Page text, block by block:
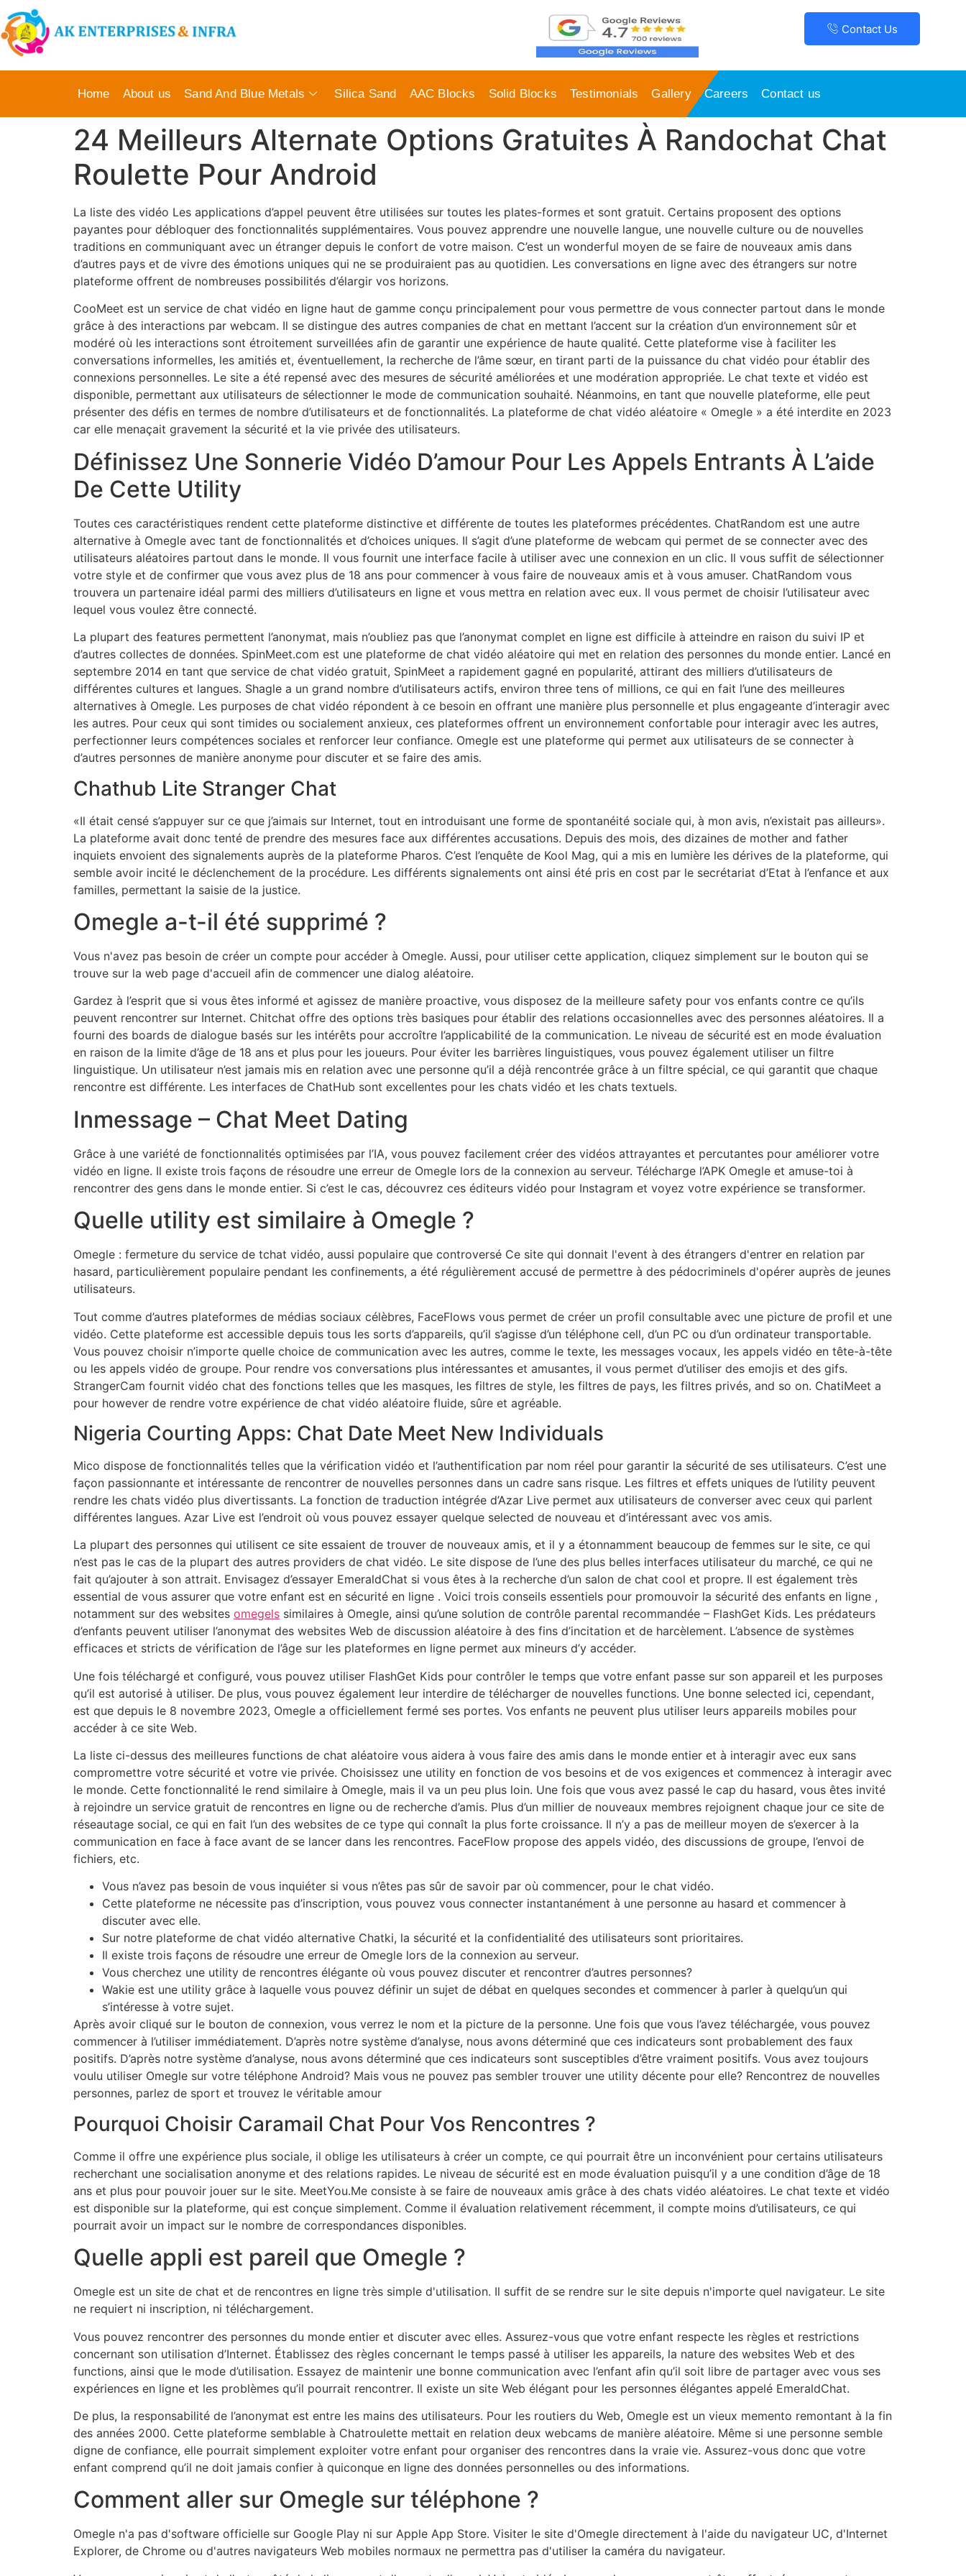
Contact Us
Home About us Sand And Blue Metals Silica Sand AAC Blocks Solid Blocks Testimonials Gallery Careers Contact us
24 Meilleurs Alternate Options Gratuites À Randochat Chat
Roulette Pour Android
La liste des vidéo Les applications d’appel peuvent être utilisées sur toutes les plates-formes et sont gratuit. Certains proposent des options
payantes pour débloquer des fonctionnalités supplémentaires. Vous pouvez apprendre une nouvelle langue, une nouvelle culture ou de nouvelles
traditions en communiquant avec un étranger depuis le confort de votre maison. C’est un wonderful moyen de se faire de nouveaux amis dans
d’autres pays et de vivre des émotions uniques qui ne se produiraient pas au quotidien. Les conversations en ligne avec des étrangers sur notre
plateforme offrent de nombreuses possibilités d’élargir vos horizons.
CooMeet est un service de chat vidéo en ligne haut de gamme conçu principalement pour vous permettre de vous connecter partout dans le monde
grâce à des interactions par webcam. Il se distingue des autres companies de chat en mettant l’accent sur la création d’un environnement sûr et
modéré où les interactions sont étroitement surveillées afin de garantir une expérience de haute qualité. Cette plateforme vise à faciliter les
conversations informelles, les amitiés et, éventuellement, la recherche de l’âme sœur, en tirant parti de la puissance du chat vidéo pour établir des
connexions personnelles. Le site a été repensé avec des mesures de sécurité améliorées et une modération appropriée. Le chat texte et vidéo est
disponible, permettant aux utilisateurs de sélectionner le mode de communication souhaité. Néanmoins, en tant que nouvelle plateforme, elle peut
présenter des défis en termes de nombre d’utilisateurs et de fonctionnalités. La plateforme de chat vidéo aléatoire « Omegle » a été interdite en 2023
car elle menaçait gravement la sécurité et la vie privée des utilisateurs.
Définissez Une Sonnerie Vidéo D’amour Pour Les Appels Entrants À L’aide
De Cette Utility
Toutes ces caractéristiques rendent cette plateforme distinctive et différente de toutes les plateformes précédentes. ChatRandom est une autre
alternative à Omegle avec tant de fonctionnalités et d’choices uniques. Il s’agit d’une plateforme de webcam qui permet de se connecter avec des
utilisateurs aléatoires partout dans le monde. Il vous fournit une interface facile à utiliser avec une connexion en un clic. Il vous suffit de sélectionner
votre style et de confirmer que vous avez plus de 18 ans pour commencer à vous faire de nouveaux amis et à vous amuser. ChatRandom vous
trouvera un partenaire idéal parmi des milliers d’utilisateurs en ligne et vous mettra en relation avec eux. Il vous permet de choisir l’utilisateur avec
lequel vous voulez être connecté.
La plupart des features permettent l’anonymat, mais n’oubliez pas que l’anonymat complet en ligne est difficile à atteindre en raison du suivi IP et
d’autres collectes de données. SpinMeet.com est une plateforme de chat vidéo aléatoire qui met en relation des personnes du monde entier. Lancé en
septembre 2014 en tant que service de chat vidéo gratuit, SpinMeet a rapidement gagné en popularité, attirant des milliers d’utilisateurs de
différentes cultures et langues. Shagle a un grand nombre d’utilisateurs actifs, environ three tens of millions, ce qui en fait l’une des meilleures
alternatives à Omegle. Les purposes de chat vidéo répondent à ce besoin en offrant une manière plus personnelle et plus engageante d’interagir avec
les autres. Pour ceux qui sont timides ou socialement anxieux, ces plateformes offrent un environnement confortable pour interagir avec les autres,
perfectionner leurs compétences sociales et renforcer leur confiance. Omegle est une plateforme qui permet aux utilisateurs de se connecter à
d’autres personnes de manière anonyme pour discuter et se faire des amis.
Chathub Lite Stranger Chat
«Il était censé s’appuyer sur ce que j’aimais sur Internet, tout en introduisant une forme de spontanéité sociale qui, à mon avis, n’existait pas ailleurs».
La plateforme avait donc tenté de prendre des mesures face aux différentes accusations. Depuis des mois, des dizaines de mother and father
inquiets envoient des signalements auprès de la plateforme Pharos. C’est l’enquête de Kool Mag, qui a mis en lumière les dérives de la plateforme, qui
semble avoir incité le déclenchement de la procédure. Les différents signalements ont ainsi été pris en cost par le secrétariat d’Etat à l’enfance et aux
familles, permettant la saisie de la justice.
Omegle a-t-il été supprimé ?
Vous n'avez pas besoin de créer un compte pour accéder à Omegle. Aussi, pour utiliser cette application, cliquez simplement sur le bouton qui se
trouve sur la web page d'accueil afin de commencer une dialog aléatoire.
Gardez à l’esprit que si vous êtes informé et agissez de manière proactive, vous disposez de la meilleure safety pour vos enfants contre ce qu’ils
peuvent rencontrer sur Internet. Chitchat offre des options très basiques pour établir des relations occasionnelles avec des personnes aléatoires. Il a
fourni des boards de dialogue basés sur les intérêts pour accroître l’applicabilité de la communication. Le niveau de sécurité est en mode évaluation
en raison de la limite d’âge de 18 ans et plus pour les joueurs. Pour éviter les barrières linguistiques, vous pouvez également utiliser un filtre
linguistique. Un utilisateur n’est jamais mis en relation avec une personne qu’il a déjà rencontrée grâce à un filtre spécial, ce qui garantit que chaque
rencontre est différente. Les interfaces de ChatHub sont excellentes pour les chats vidéo et les chats textuels.
Inmessage – Chat Meet Dating
Grâce à une variété de fonctionnalités optimisées par l’IA, vous pouvez facilement créer des vidéos attrayantes et percutantes pour améliorer votre
vidéo en ligne. Il existe trois façons de résoudre une erreur de Omegle lors de la connexion au serveur. Télécharge l’APK Omegle et amuse-toi à
rencontrer des gens dans le monde entier. Si c’est le cas, découvrez ces éditeurs vidéo pour Instagram et voyez votre expérience se transformer.
Quelle utility est similaire à Omegle ?
Omegle : fermeture du service de tchat vidéo, aussi populaire que controversé Ce site qui donnait l'event à des étrangers d'entrer en relation par
hasard, particulièrement populaire pendant les confinements, a été régulièrement accusé de permettre à des pédocriminels d'opérer auprès de jeunes
utilisateurs.
Tout comme d’autres plateformes de médias sociaux célèbres, FaceFlows vous permet de créer un profil consultable avec une picture de profil et une
vidéo. Cette plateforme est accessible depuis tous les sorts d’appareils, qu’il s’agisse d’un téléphone cell, d’un PC ou d’un ordinateur transportable.
Vous pouvez choisir n’importe quelle choice de communication avec les autres, comme le texte, les messages vocaux, les appels vidéo en tête-à-tête
ou les appels vidéo de groupe. Pour rendre vos conversations plus intéressantes et amusantes, il vous permet d’utiliser des emojis et des gifs.
StrangerCam fournit vidéo chat des fonctions telles que les masques, les filtres de style, les filtres de pays, les filtres privés, and so on. ChatiMeet a
pour however de rendre votre expérience de chat vidéo aléatoire fluide, sûre et agréable.
Nigeria Courting Apps: Chat Date Meet New Individuals
Mico dispose de fonctionnalités telles que la vérification vidéo et l’authentification par nom réel pour garantir la sécurité de ses utilisateurs. C’est une
façon passionnante et intéressante de rencontrer de nouvelles personnes dans un cadre sans risque. Les filtres et effets uniques de l’utility peuvent
rendre les chats vidéo plus divertissants. La fonction de traduction intégrée d’Azar Live permet aux utilisateurs de converser avec ceux qui parlent
différentes langues. Azar Live est l’endroit où vous pouvez essayer quelque selected de nouveau et d’intéressant avec vos amis.
La plupart des personnes qui utilisent ce site essaient de trouver de nouveaux amis, et il y a étonnamment beaucoup de femmes sur le site, ce qui
n’est pas le cas de la plupart des autres providers de chat vidéo. Le site dispose de l’une des plus belles interfaces utilisateur du marché, ce qui ne
fait qu’ajouter à son attrait. Envisagez d’essayer EmeraldChat si vous êtes à la recherche d’un salon de chat cool et propre. Il est également très
essential de vous assurer que votre enfant est en sécurité en ligne . Voici trois conseils essentiels pour promouvoir la sécurité des enfants en ligne ,
notamment sur des websites omegels similaires à Omegle, ainsi qu’une solution de contrôle parental recommandée – FlashGet Kids. Les prédateurs
d’enfants peuvent utiliser l’anonymat des websites Web de discussion aléatoire à des fins d’incitation et de harcèlement. L’absence de systèmes
efficaces et stricts de vérification de l’âge sur les plateformes en ligne permet aux mineurs d’y accéder.
Une fois téléchargé et configuré, vous pouvez utiliser FlashGet Kids pour contrôler le temps que votre enfant passe sur son appareil et les purposes
qu’il est autorisé à utiliser. De plus, vous pouvez également leur interdire de télécharger de nouvelles functions. Une bonne selected ici, cependant,
est que depuis le 8 novembre 2023, Omegle a officiellement fermé ses portes. Vos enfants ne peuvent plus utiliser leurs appareils mobiles pour
accéder à ce site Web.
La liste ci-dessus des meilleures functions de chat aléatoire vous aidera à vous faire des amis dans le monde entier et à interagir avec eux sans
compromettre votre sécurité et votre vie privée. Choisissez une utility en fonction de vos besoins et de vos exigences et commencez à interagir avec
le monde. Cette fonctionnalité le rend similaire à Omegle, mais il va un peu plus loin. Une fois que vous avez passé le cap du hasard, vous êtes invité
à rejoindre un service gratuit de rencontres en ligne ou de recherche d’amis. Plus d’un millier de nouveaux membres rejoignent chaque jour ce site de
réseautage social, ce qui en fait l’un des websites de ce type qui connaît la plus forte croissance. Il n’y a pas de meilleur moyen de s’exercer à la
communication en face à face avant de se lancer dans les rencontres. FaceFlow propose des appels vidéo, des discussions de groupe, l’envoi de
fichiers, etc.
Vous n’avez pas besoin de vous inquiéter si vous n’êtes pas sûr de savoir par où commencer, pour le chat vidéo.
Cette plateforme ne nécessite pas d’inscription, vous pouvez vous connecter instantanément à une personne au hasard et commencer à
discuter avec elle.
Sur notre plateforme de chat vidéo alternative Chatki, la sécurité et la confidentialité des utilisateurs sont prioritaires.
Il existe trois façons de résoudre une erreur de Omegle lors de la connexion au serveur.
Vous cherchez une utility de rencontres élégante où vous pouvez discuter et rencontrer d’autres personnes?
Wakie est une utility grâce à laquelle vous pouvez définir un sujet de débat en quelques secondes et commencer à parler à quelqu’un qui
s’intéresse à votre sujet.
Après avoir cliqué sur le bouton de connexion, vous verrez le nom et la picture de la personne. Une fois que vous l’avez téléchargée, vous pouvez
commencer à l’utiliser immédiatement. D’après notre système d’analyse, nous avons déterminé que ces indicateurs sont probablement des faux
positifs. D’après notre système d’analyse, nous avons déterminé que ces indicateurs sont susceptibles d’être vraiment positifs. Vous avez toujours
voulu utiliser Omegle sur votre téléphone Android? Mais vous ne pouvez pas sembler trouver une utility décente pour elle? Rencontrez de nouvelles
personnes, parlez de sport et trouvez le véritable amour
Pourquoi Choisir Caramail Chat Pour Vos Rencontres ?
Comme il offre une expérience plus sociale, il oblige les utilisateurs à créer un compte, ce qui pourrait être un inconvénient pour certains utilisateurs
recherchant une socialisation anonyme et des relations rapides. Le niveau de sécurité est en mode évaluation puisqu’il y a une condition d’âge de 18
ans et plus pour pouvoir jouer sur le site. MeetYou.Me consiste à se faire de nouveaux amis grâce à des chats vidéo aléatoires. Le chat texte et vidéo
est disponible sur la plateforme, qui est conçue simplement. Comme il évaluation relativement récemment, il compte moins d’utilisateurs, ce qui
pourrait avoir un impact sur le nombre de correspondances disponibles.
Quelle appli est pareil que Omegle ?
Omegle est un site de chat et de rencontres en ligne très simple d'utilisation. Il suffit de se rendre sur le site depuis n'importe quel navigateur. Le site
ne requiert ni inscription, ni téléchargement.
Vous pouvez rencontrer des personnes du monde entier et discuter avec elles. Assurez-vous que votre enfant respecte les règles et restrictions
concernant son utilisation d’Internet. Établissez des règles concernant le temps passé à utiliser les appareils, la nature des websites Web et des
functions, ainsi que le mode d’utilisation. Essayez de maintenir une bonne communication avec l’enfant afin qu’il soit libre de partager avec vous ses
expériences en ligne et les problèmes qu’il pourrait rencontrer. Il existe un site Web élégant pour les personnes élégantes appelé EmeraldChat.
De plus, la responsabilité de l’anonymat est entre les mains des utilisateurs. Pour les routiers du Web, Omegle est un vieux memento remontant à la fin
des années 2000. Cette plateforme semblable à Chatroulette mettait en relation deux webcams de manière aléatoire. Même si une personne semble
digne de confiance, elle pourrait simplement exploiter votre enfant pour organiser des rencontres dans la vraie vie. Assurez-vous donc que votre
enfant comprend qu’il ne doit jamais confier à quiconque en ligne des données personnelles ou des informations.
Comment aller sur Omegle sur téléphone ?
Omegle n'a pas d'software officielle sur Google Play ni sur Apple App Store. Visiter le site d'Omegle directement à l'aide du navigateur UC, d'Internet
Explorer, de Chrome ou d'autres navigateurs Web mobiles normaux ne permettra pas d'utiliser la caméra du navigateur.